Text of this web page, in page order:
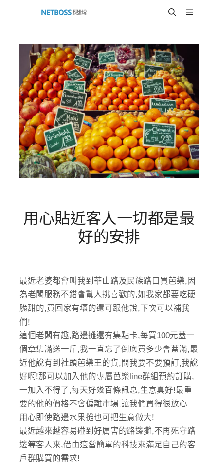
用心貼近客人一切都是最
好的安排
最近老婆都會叫我到華山路及民族路口買芭樂,因
為老闆服務不錯會幫人挑喜歡的,如我家都要吃硬
脆甜的,買回家有壞的還可跟他說,下次可以補我
們!
這個老闆有趣,路邊攤還有集點卡,每買100元蓋一
個章集滿送一斤,我一直忘了倒底買多少會蓋滿,最
近他說有到社頭芭樂王的貨,問我要不要預訂,我說
好啊!那可以加入他的專屬芭樂line群組預約訂購,
一加入不得了,每天好幾百條訊息,生意真好!最重
要的他的價格不會偏離市場,讓我們買得很放心.
用心即使路邊水果攤也可把生意做大!
最近越來越容易碰到好厲害的路邊攤,不再死守路
邊等客人來,借由適當簡單的科技來滿足自己的客
戶群購買的需求!